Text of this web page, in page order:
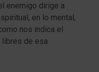
enemigo dirige a
en lo mental,
nos indica el
libres de esa